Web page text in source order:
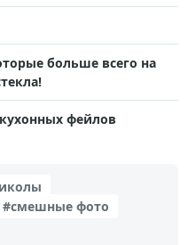
больше всего на
фейлов
#смешные фото